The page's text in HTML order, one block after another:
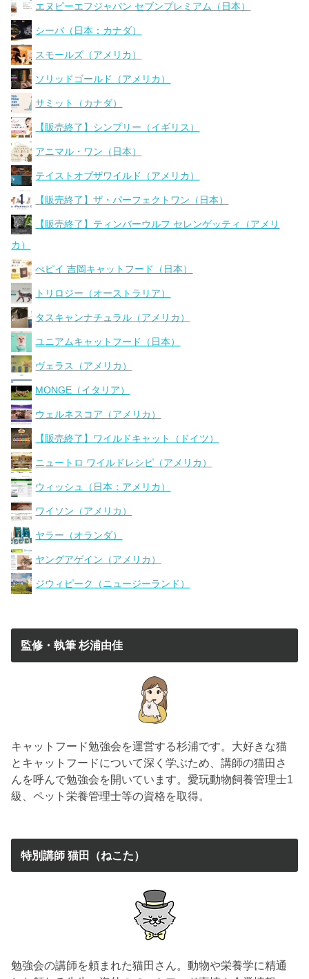
エヌピーエフジャパン セブンプレミアム（日本）
シーバ（日本：カナダ）
スモールズ（アメリカ）
ソリッドゴールド（アメリカ）
サミット（カナダ）
【販売終了】シンプリー（イギリス）
アニマル・ワン（日本）
テイストオブザワイルド（アメリカ）
【販売終了】ザ・パーフェクトワン（日本）
【販売終了】ティンバーウルフ セレンゲッティ（アメリ
カ）
ぺピイ 吉岡キャットフード（日本）
トリロジー（オーストラリア）
タスキャンナチュラル（アメリカ）
ユニアムキャットフード（日本）
ヴェラス（アメリカ）
MONGE（イタリア）
ウェルネスコア（アメリカ）
【販売終了】ワイルドキャット（ドイツ）
ニュートロ ワイルドレシピ（アメリカ）
ウィッシュ（日本：アメリカ）
ワイソン（アメリカ）
ヤラー（オランダ）
ヤングアゲイン（アメリカ）
ジウィピーク（ニュージーランド）
監修・執筆 杉浦由佳
キャットフード勉強会を運営する杉浦です。大好きな猫
とキャットフードについて深く学ぶため、講師の猫田さ
んを呼んで勉強会を開いています。愛玩動物飼養管理士1
級、ペット栄養管理士等の資格を取得。
特別講師 猫田（ねこた）
勉強会の講師を頼まれた猫田さん。動物や栄養学に精通